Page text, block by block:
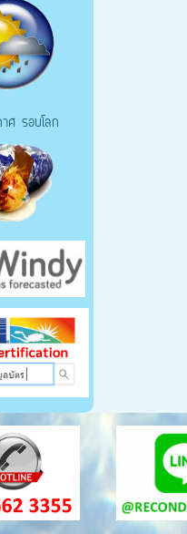
ศ รอบโลก